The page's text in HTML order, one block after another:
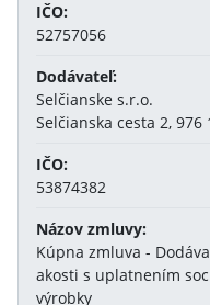
IČO:
52757056
Dodávateľ:
Selčianske s.r.o.
Selčianska cesta 2, 976
IČO:
53874382
Názov zmluvy:
Kúpna zmluva -
akosti s uplatnením
výrobky